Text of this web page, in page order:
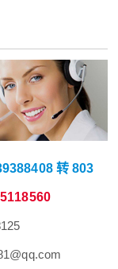
转 803